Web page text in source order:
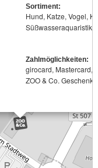
Sortiment:
Hund, Katze, Vogel,
Süßwasseraquaristik ,
Zahlmöglichkeiten:
girocard, Mastercard,
ZOO & Co.